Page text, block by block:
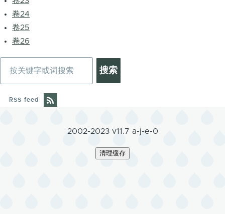
卷24
卷25
卷26
RSS feed
2002-2023 v11.7 a-j-e-0